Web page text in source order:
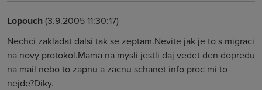
Lopouch(3.9.2005 11:30:17)
Nechci zakladat dalsi tak se zeptam.Nevite jak je to s migraci
na novy protokol.Mama na mysli jestli daj vedet den dopredu
na mail nebo to zapnu a zacnu schanet info proc mi to
nejde?Diky.